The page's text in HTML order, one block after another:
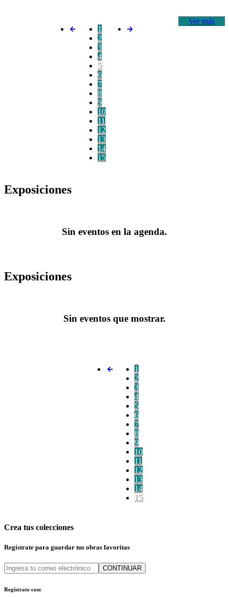
Ver más
1
2
3
4
5
6
7
8
9
10
11
12
13
14
15
Exposiciones
Sin eventos en la agenda.
Exposiciones
Sin eventos que mostrar.
1
2
3
4
5
6
7
8
9
10
11
12
13
14
15
Crea tus colecciones
Regístrate para guardar tus obras favoritas
CONTINUAR
Regístrate con: